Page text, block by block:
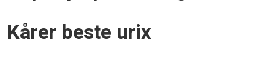
Kårer beste urix